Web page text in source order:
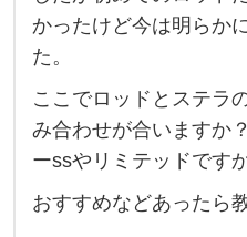
と
リ
ー
ル
に
い
かったけど今は明らか
た。
ここでロッドとステラ
み合わせが合いますか
ーssやリミテッドです
おすすめなどあったら